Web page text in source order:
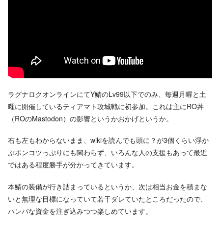
ラグナロクオンラインにてY鯖のLv99以下でのみ、毎週月曜と土
曜に開催しているティアマト攻城戦に初参加。これは主にRO丼
（ROのMastodon）の影響というかおかげというか。
右も左もわからないまま、wikiを読んでも頭に？が3個くらい浮か
ぶポンコツっぷりにも関わらず、いろんな人の支援もあって最近
ではある程度勝手が分かってきています。
本鯖の装備が行き詰まっているというか、次は相当お金を積まな
いと無理な目標になっていて若干ダレていたところだったので、
ハンパな資金を注ぎ込みつつ楽しめています。